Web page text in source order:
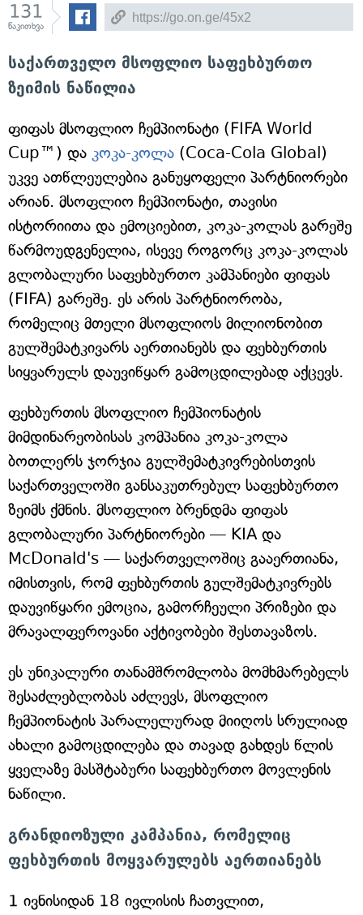
131
წაკითხვა
საქართველო მსოფლიო საფეხბურთო
ზეიმის ნაწილია
ფიფას მსოფლიო ჩემპიონატი (FIFA World
Cup™) და კოკა-კოლა (Coca-Cola Global)
უკვე ათწლეულებია განუყოფელი პარტნიორები
არიან. მსოფლიო ჩემპიონატი, თავისი
ისტორიითა და ემოციებით, კოკა-კოლას გარეშე
წარმოუდგენელია, ისევე როგორც კოკა-კოლას
გლობალური საფეხბურთო კამპანიები ფიფას
(FIFA) გარეშე. ეს არის პარტნიორობა,
რომელიც მთელი მსოფლიოს მილიონობით
გულშემატკივარს აერთიანებს და ფეხბურთის
სიყვარულს დაუვიწყარ გამოცდილებად აქცევს.
ფეხბურთის მსოფლიო ჩემპიონატის
მიმდინარეობისას კომპანია კოკა-კოლა
ბოთლერს ჯორჯია გულშემატკივრებისთვის
საქართველოში განსაკუთრებულ საფეხბურთო
ზეიმს ქმნის. მსოფლიო ბრენდმა ფიფას
გლობალური პარტნიორები — KIA და
McDonald's — საქართველოშიც გააერთიანა,
იმისთვის, რომ ფეხბურთის გულშემატკივრებს
დაუვიწყარი ემოცია, გამორჩეული პრიზები და
მრავალფეროვანი აქტივობები შესთავაზოს.
ეს უნიკალური თანამშრომლობა მომხმარებელს
შესაძლებლობას აძლევს, მსოფლიო
ჩემპიონატის პარალელურად მიიღოს სრულიად
ახალი გამოცდილება და თავად გახდეს წლის
ყველაზე მასშტაბური საფეხბურთო მოვლენის
ნაწილი.
გრანდიოზული კამპანია, რომელიც
ფეხბურთის მოყვარულებს აერთიანებს
1 ივნისიდან 18 ივლისის ჩათვლით,